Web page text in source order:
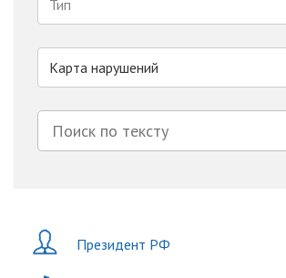
Тип
Карта нарушений
Президент РФ